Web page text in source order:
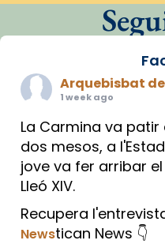
Arquebisbat
1 week ago
La Carmina va
dos mesos, a
jove va fer arribar
Lleó XIV.
Recupera
Newstican News 👇